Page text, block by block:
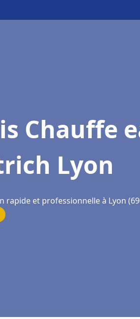
Chauffe
Lyon
rapide et professionnelle à Lyon